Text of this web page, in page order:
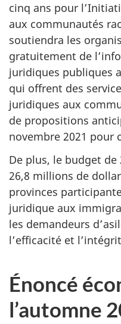
cinq ans pour
aux communautés
soutiendra les
gratuitement de
juridiques publiques
qui offrent des
juridiques aux
de propositions
novembre 2021 pour
De plus, le budget de
26,8 millions de
provinces
juridique aux
les demandeurs
l’efficacité et
Énoncé
l’automne